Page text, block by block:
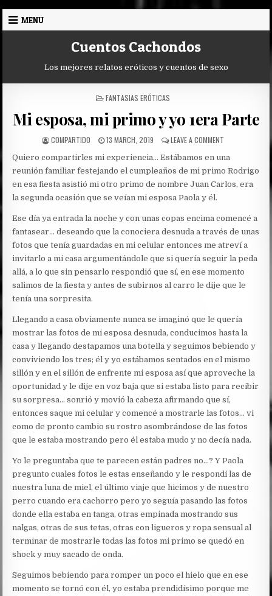
Skip
MENU
Cuentos Cachondos
Los mejores relatos eróticos y cuentos de sexo
POSTED
FANTASIAS ERÓTICAS
Mi esposa, mi primo y yo 1era Parte
AUTHOR:
COMPARTIDO
PUBLISHED
13 MARCH, 2019 LEAVE A COMMENT
ESPOSA,
MI
PRIMO
PARTE
Quiero compartirles mi experiencia… Estábamos en una
reunión familiar festejando el cumpleaños de mi primo Rodrigo
en esa fiesta asistió mi otro primo de nombre Juan Carlos, era
la segunda ocasión que se veían mi esposa Paola y él.
Ese día ya entrada la noche y con unas copas encima comencé a
fantasear… deseando que la conociera desnuda a través de unas
fotos que tenía guardadas en mi celular entonces me atreví a
invitarlo a mi casa argumentándole que si quería seguir la peda
allá, a lo que sin pensarlo respondió que sí, en ese momento
salimos de la fiesta y antes de subirnos al carro le dije que le
tenía una sorpresita.
Llegando a casa obviamente nunca se imaginó que le quería
mostrar las fotos de mi esposa desnuda, conducimos hasta la
casa y llegando destapamos una botella y seguimos bebiendo y
conviviendo los tres; él y yo estábamos sentados en el mismo
sillón y en el sillón de enfrente mi esposa así que aproveche la
oportunidad y le dije en voz baja que si estaba listo para recibir
su sorpresa… sonrió y movió la cabeza afirmando que sí,
entonces saque mi celular y comencé a mostrarle las fotos… vi
como de pronto cambio su rostro asombrándose de las fotos
que le estaba mostrando pero él estaba mudo y no decía nada.
Yo le preguntaba que te parecen están padres no…? Y Paola
pregunto cuales fotos le estas enseñando y le respondí las de
nuestra luna de miel, el último viaje que hicimos y de nuestro
perro cuando era cachorro pero yo seguía pasando las fotos
donde ella estaba en tanga, otras empinada mostrando sus
nalgas, otras de sus tetas, otras con ligueros y ropa sensual al
terminar de mostrarle todas las fotos mi primo se quedó en
shock y muy sacado de onda.
Seguimos bebiendo para romper un poco el hielo que en ese
momento se tornó con él, yo estaba prendidísimo porque me